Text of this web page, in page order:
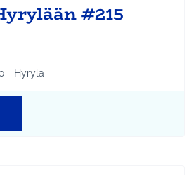
#215
mukaan: Kehittämisverkosto - Hyrylä
- Hyrylä